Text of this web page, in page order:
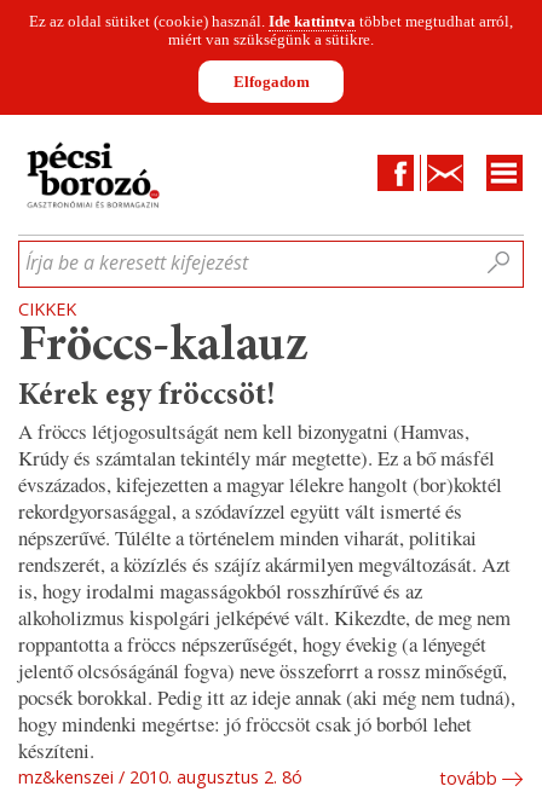
Ez az oldal sütiket (cookie) használ. Ide kattintva többet megtudhat arról,
miért van szükségünk a sütikre.
Elfogadom
FacebookKapcsolat
CIKKEKHÍREKINFOGRAFIKÁKMUNKATÁRSAKWINESOFA
Írja be a keresett kifejezést
CIKKEK
Fröccs-kalauz
Kérek egy fröccsöt!
A fröccs létjogosultságát nem kell bizonygatni (Hamvas,
Krúdy és számtalan tekintély már megtette). Ez a bő másfél
évszázados, kifejezetten a magyar lélekre hangolt (bor)koktél
rekordgyorsasággal, a szódavízzel együtt vált ismerté és
népszerűvé. Túlélte a történelem minden viharát, politikai
rendszerét, a közízlés és szájíz akármilyen megváltozását. Azt
is, hogy irodalmi magasságokból rosszhírűvé és az
alkoholizmus kispolgári jelképévé vált. Kikezdte, de meg nem
roppantotta a fröccs népszerűségét, hogy évekig (a lényegét
jelentő olcsóságánál fogva) neve összeforrt a rossz minőségű,
pocsék borokkal. Pedig itt az ideje annak (aki még nem tudná),
hogy mindenki megértse: jó fröccsöt csak jó borból lehet
készíteni.
mz&kenszei 2010. augusztus 2. 8ó tovább